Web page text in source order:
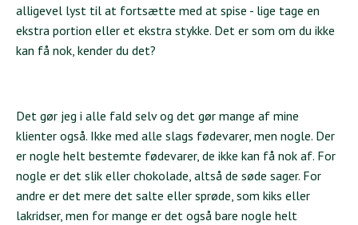
alligevel lyst til at fortsætte med at spise - lige tage en
ekstra portion eller et ekstra stykke. Det er som om du ikke
kan få nok, kender du det?
Det gør jeg i alle fald selv og det gør mange af mine
klienter også. Ikke med alle slags fødevarer, men nogle. Der
er nogle helt bestemte fødevarer, de ikke kan få nok af. For
nogle er det slik eller chokolade, altså de søde sager. For
andre er det mere det salte eller sprøde, som kiks eller
lakridser, men for mange er det også bare nogle helt